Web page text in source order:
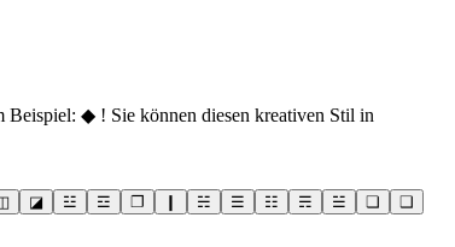
Beispiel: ◆ ! Sie können diesen kreativen Stil in
◪ ☳ ☲ ❐ ❙ ☵ ☰ ☷ ☴ ☱ ❏
❑